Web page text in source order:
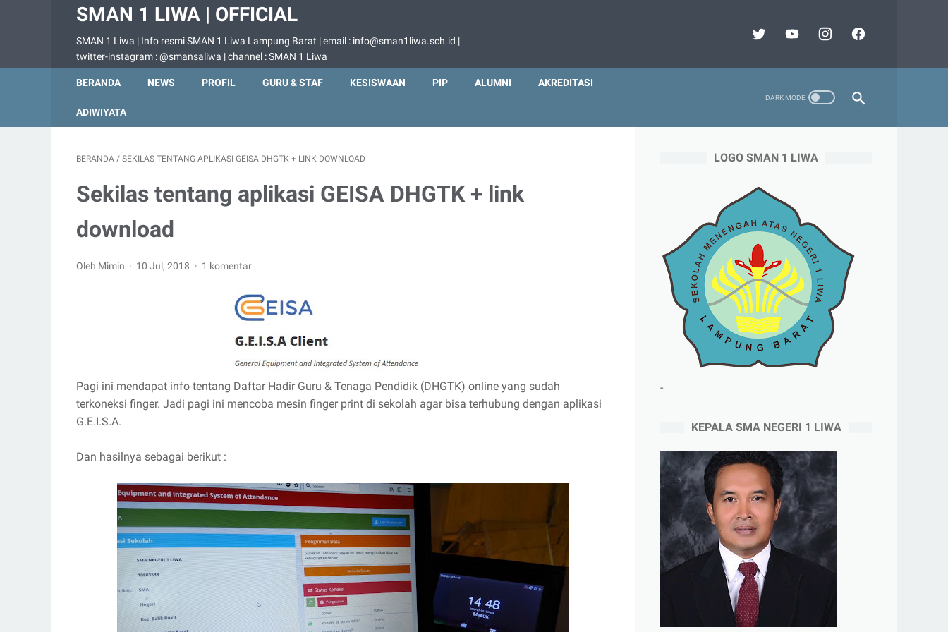
SMAN 1 LIWA | OFFICIAL
SMAN 1 Liwa | Info resmi SMAN 1 Liwa Lampung Barat | email : info@sman1liwa.sch.id |
twitter-instagram : @smansaliwa | channel : SMAN 1 Liwa
BERANDA NEWS PROFIL GURU & STAF KESISWAAN PIP ALUMNI AKREDITASI
ADIWIYATA
BERANDA / SEKILAS TENTANG APLIKASI GEISA DHGTK + LINK DOWNLOAD
Sekilas tentang aplikasi GEISA DHGTK + link
download
Oleh Mimin 10 Jul, 2018 1 komentar
Pagi ini mendapat info tentang Daftar Hadir Guru & Tenaga Pendidik (DHGTK) online yang sudah
terkoneksi finger. Jadi pagi ini mencoba mesin finger print di sekolah agar bisa terhubung dengan aplikasi
G.E.I.S.A.
Dan hasilnya sebagai berikut :
LOGO SMAN 1 LIWA
-
KEPALA SMA NEGERI 1 LIWA